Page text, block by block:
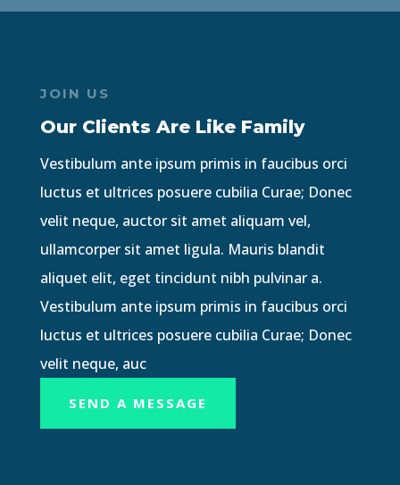
JOIN US
Our Clients Are Like Family
Vestibulum ante ipsum primis in faucibus orci
luctus et ultrices posuere cubilia Curae; Donec
velit neque, auctor sit amet aliquam vel,
ullamcorper sit amet ligula. Mauris blandit
aliquet elit, eget tincidunt nibh pulvinar a.
Vestibulum ante ipsum primis in faucibus orci
luctus et ultrices posuere cubilia Curae; Donec
velit neque, auc
SEND A MESSAGE